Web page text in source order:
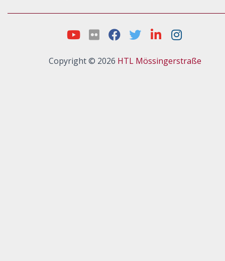
Copyright © 2026 HTL Mössingerstraße